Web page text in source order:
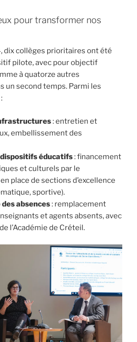
pour transformer nos
dix collèges prioritaires ont été
pilote, avec pour objectif
à quatorze autres
un second temps. Parmi les
: entretien et
embellissement des
éducatifs: financement
et culturels par le
place de sections d’excellence
sportive).
absences: remplacement
et agents absents, avec
l’Académie de Créteil.